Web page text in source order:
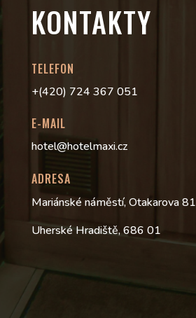
KONTAKTY
TELEFON
+(420) 724 367 051
E-MAIL
hotel@hotelmaxi.cz
ADRESA
Mariánské náměstí, Otakarova 81
Uherské Hradiště, 686 01